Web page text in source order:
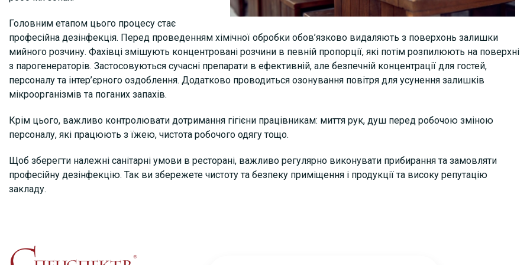
Головним етапом цього процесу стає
професійна дезінфекція. Перед проведенням хімічної обробки обов’язково видаляють з поверхонь залишки
мийного розчину. Фахівці змішують концентровані розчини в певній пропорції, які потім розпилюють на поверхні
з парогенераторів. Застосовуються сучасні препарати в ефективній, але безпечній концентрації для гостей,
персоналу та інтер’єрного оздоблення. Додатково проводиться озонування повітря для усунення залишків
мікроорганізмів та поганих запахів.
Крім цього, важливо контролювати дотримання гігієни працівникам: миття рук, душ перед робочою зміною
персоналу, які працюють з їжею, чистота робочого одягу тощо.
Щоб зберегти належні санітарні умови в ресторані, важливо регулярно виконувати прибирання та замовляти
професійну дезінфекцію. Так ви збережете чистоту та безпеку приміщення і продукції та високу репутацію
закладу.